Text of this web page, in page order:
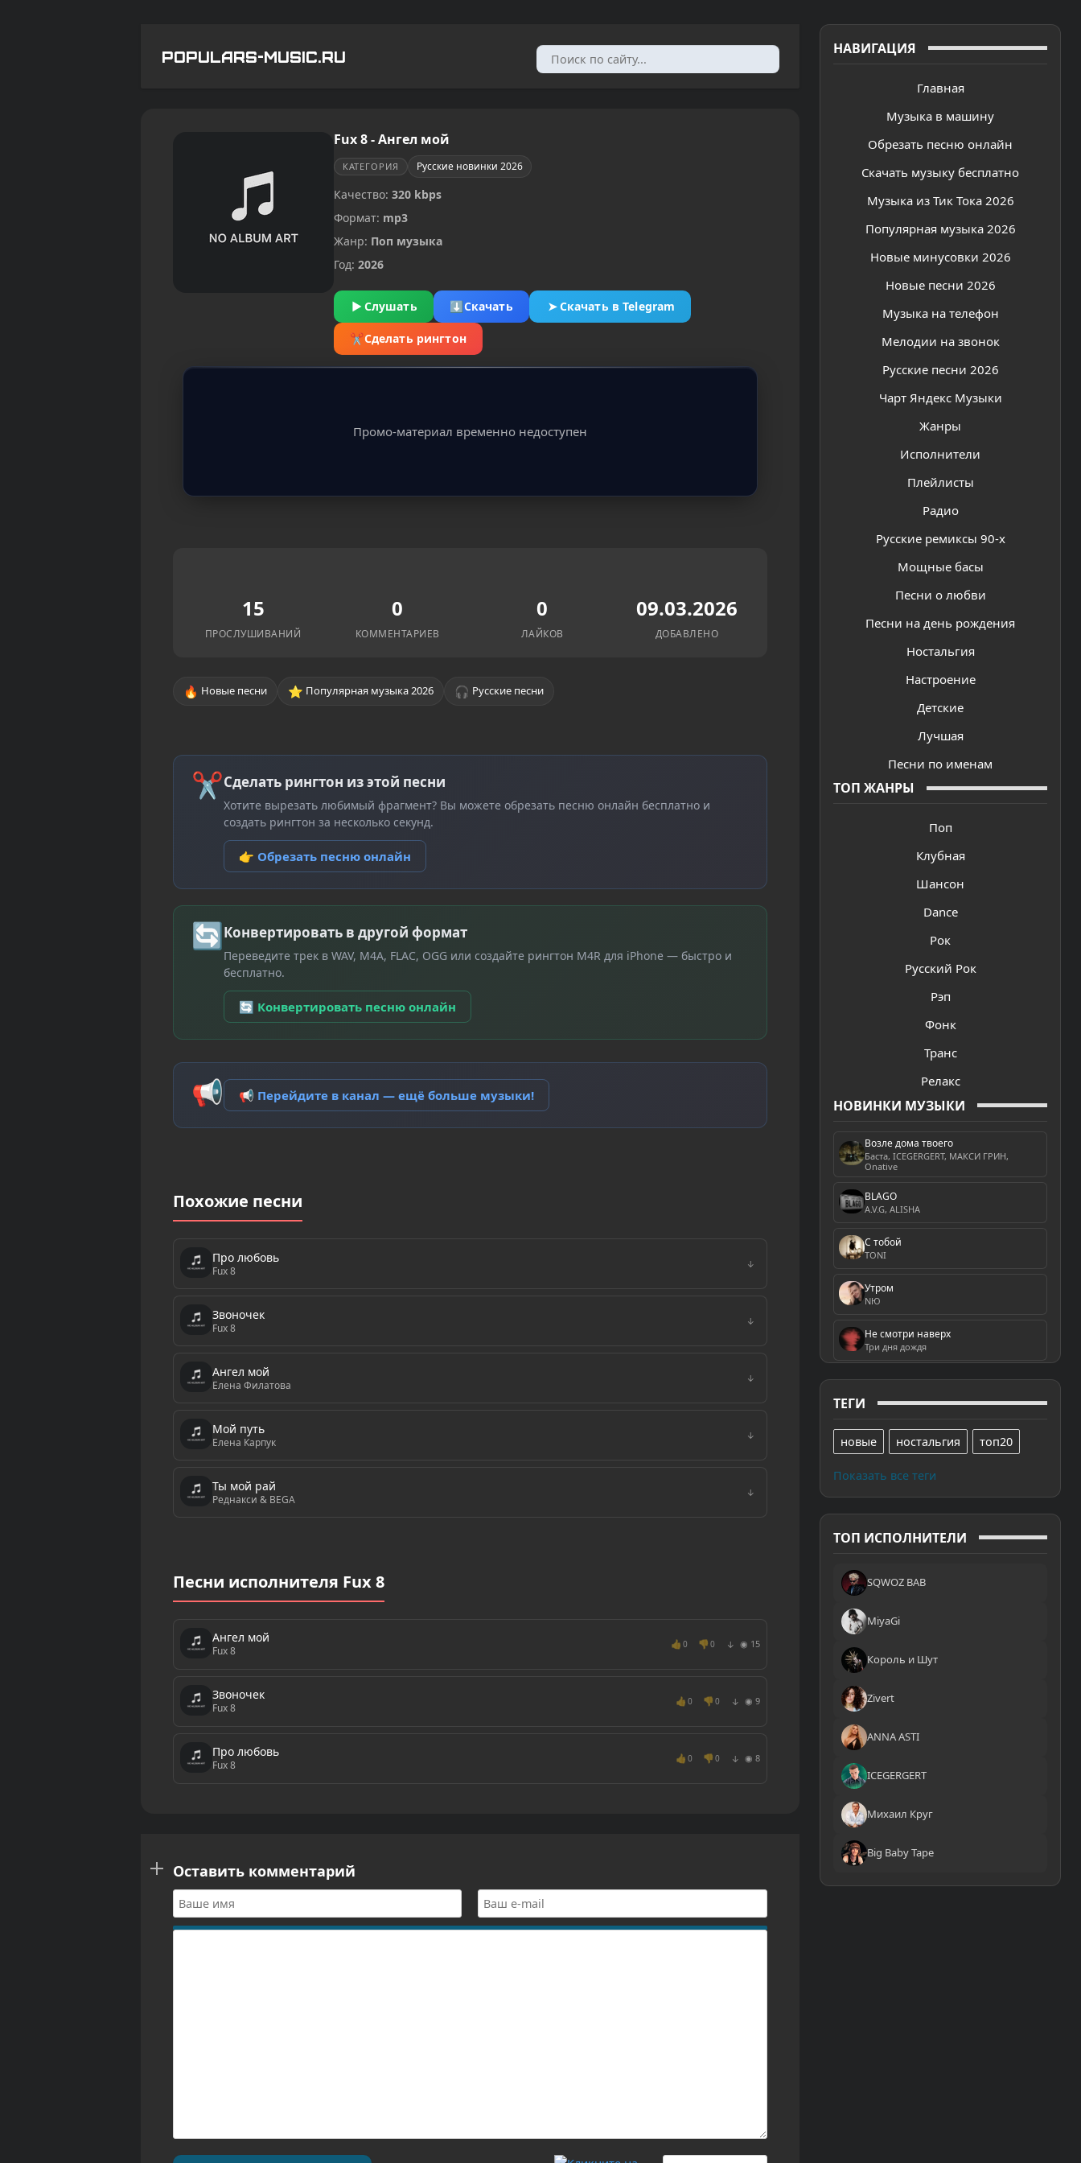
POPULARS-MUSIC.RU НАВИГАЦИЯ
Главная
Музыка в машину
Обрезать песню онлайн
Скачать музыку бесплатно
Музыка из Тик Тока 2026
Популярная музыка 2026
Новые минусовки 2026
Новые песни 2026
Музыка на телефон
Мелодии на звонок
Русские песни 2026
Чарт Яндекс Музыки
Жанры
Исполнители
Плейлисты
Радио
Русские ремиксы 90-х
Мощные басы
Песни о любви
Песни на день рождения
Ностальгия
Настроение
Детские
Лучшая
Песни по именам
ТОП ЖАНРЫ
Поп
Клубная
Шансон
Dance
Рок
Русский Рок
Рэп
Фонк
Транс
Релакс
НОВИНКИ МУЗЫКИ
Возле дома твоего
Баста, ICEGERGERT, МАКСИ ГРИН,
Onative
BLAGO
A.V.G, ALISHA
С тобой
TONI
Утром
NЮ
Не смотри наверх
Три дня дождя
ТЕГИ
новые ностальгия топ20
Показать все теги
ТОП ИСПОЛНИТЕЛИ
SQWOZ BAB
MiyaGi
Король и Шут
Zivert
ANNA ASTI
ICEGERGERT
Михаил Круг
Big Baby Tape
Fux 8 - Ангел мой
КАТЕГОРИЯ Русские новинки 2026
Качество: 320 kbps
Формат: mp3
Жанр: Поп музыка
Год: 2026
▶ Слушать ⬇Скачать ➤Скачать в Telegram
✂Сделать рингтон
Промо-материал временно недоступен
15
ПРОСЛУШИВАНИЙ
0
КОММЕНТАРИЕВ
0
ЛАЙКОВ
09.03.2026
ДОБАВЛЕНО
🔥 Новые песни ⭐ Популярная музыка 2026 🎧 Русские песни
✂Сделать рингтон из этой песни
Хотите вырезать любимый фрагмент? Вы можете обрезать песню онлайн бесплатно и
создать рингтон за несколько секунд.
👉 Обрезать песню онлайн
🔄Конвертировать в другой формат
Переведите трек в WAV, M4A, FLAC, OGG или создайте рингтон M4R для iPhone — быстро и
бесплатно.
🔄 Конвертировать песню онлайн
📢 📢 Перейдите в канал — ещё больше музыки!
Похожие песни
Про любовь
Fux 8 ↓
Звоночек
Fux 8 ↓
Ангел мой
Елена Филатова ↓
Мой путь
Елена Карпук ↓
Ты мой рай
Реднакси & BEGA ↓
Песни исполнителя Fux 8
Ангел мой
Fux 8
👍 0 👎 0 ↓ ◉ 15
Звоночек
Fux 8
👍 0 👎 0 ↓ ◉ 9
Про любовь
Fux 8
👍 0 👎 0 ↓ ◉ 8
Оставить комментарий